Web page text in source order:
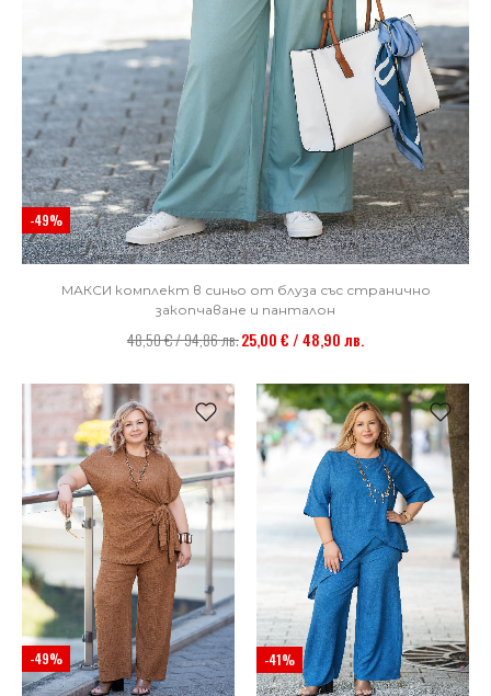
-49%
МАКСИ комплект в синьо от блуза със странично
закопчаване и панталон
48,50 € / 94,86 лв.25,00 € / 48,90 лв.
-49% -41%